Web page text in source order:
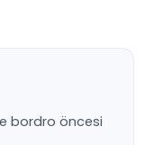
bordro öncesi